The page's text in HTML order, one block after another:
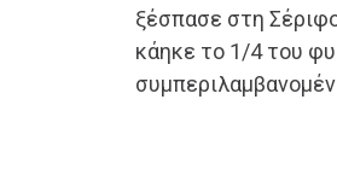
ξέσπασε στη
κάηκε το 1/4 του